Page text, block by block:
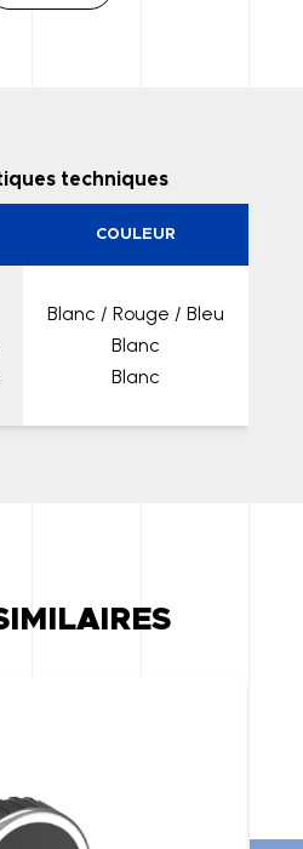
techniques
COULEUR
Blanc / Rouge / Bleu
Blanc
Blanc